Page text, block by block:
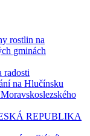
rostlin na
gminách
radosti
na Hlučínsku
REPUBLIKA